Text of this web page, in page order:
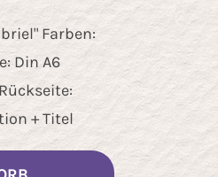
Farben:
Din A6
+ Titel